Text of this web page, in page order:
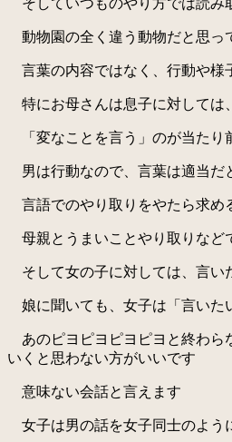
動物園の全く違う動物だと思っ
言葉の内容ではなく、行動や様
特にお母さんは息子に対しては
「変なことを言う」のが当たり
男は行動なので、言葉は適当だ
言語でのやり取りをやたら求め
母親とうまいことやり取りなど
そして女の子に対しては、言い
娘に聞いても、女子は「言いた
あのピヨピヨピヨピヨと終わら
いくと思わない方がいいです
意味ない会話と言えます
女子は男の話を女子同士のよう